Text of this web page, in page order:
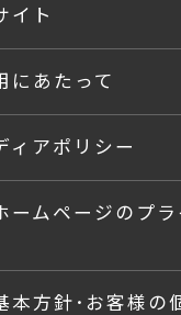
イト
にあたって
ィアポリシー
ームページのプラ
本方針･お客様の